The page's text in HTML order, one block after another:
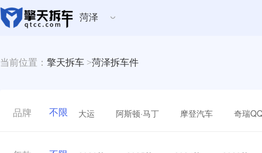
菏泽
当前位置： 擎天拆车 >菏泽拆车件
品牌 不限 大运 阿斯顿·马丁 摩登汽车 奇瑞